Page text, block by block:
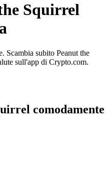
Squirrel
Scambia subito Peanut the
sull'app di Crypto.com.
comodamente